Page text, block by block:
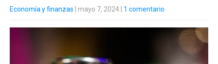
Economía y finanzas | mayo 7, 2024 1 comentario